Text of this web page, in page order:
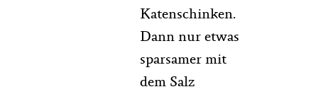
Katenschinken.
Dann nur etwas
sparsamer mit
dem Salz